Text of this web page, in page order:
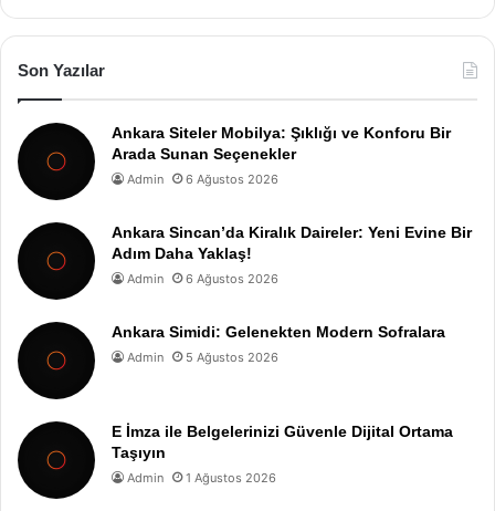
Son Yazılar
Ankara Siteler Mobilya: Şıklığı ve Konforu Bir
Arada Sunan Seçenekler
Admin 6 Ağustos 2026
Ankara Sincan’da Kiralık Daireler: Yeni Evine Bir
Adım Daha Yaklaş!
Admin 6 Ağustos 2026
Ankara Simidi: Gelenekten Modern Sofralara
Admin 5 Ağustos 2026
E İmza ile Belgelerinizi Güvenle Dijital Ortama
Taşıyın
Admin 1 Ağustos 2026